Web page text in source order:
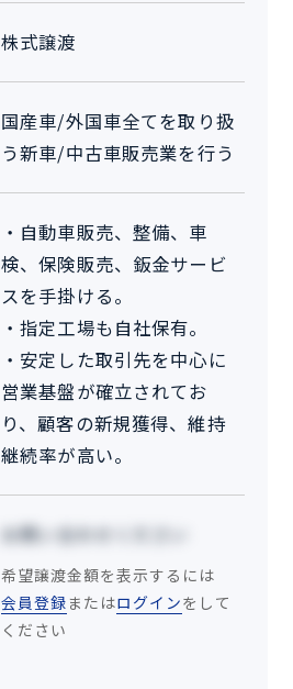
株式譲渡
国産車/外国車全てを取り扱
う新車/中古車販売業を行う
・自動車販売、整備、車
検、保険販売、鈑金サービ
スを手掛ける。
・指定工場も自社保有。
・安定した取引先を中心に
営業基盤が確立されてお
り、顧客の新規獲得、維持
継続率が高い。
お問い合わせください
希望譲渡金額を表示するには
会員登録またはログインをして
ください